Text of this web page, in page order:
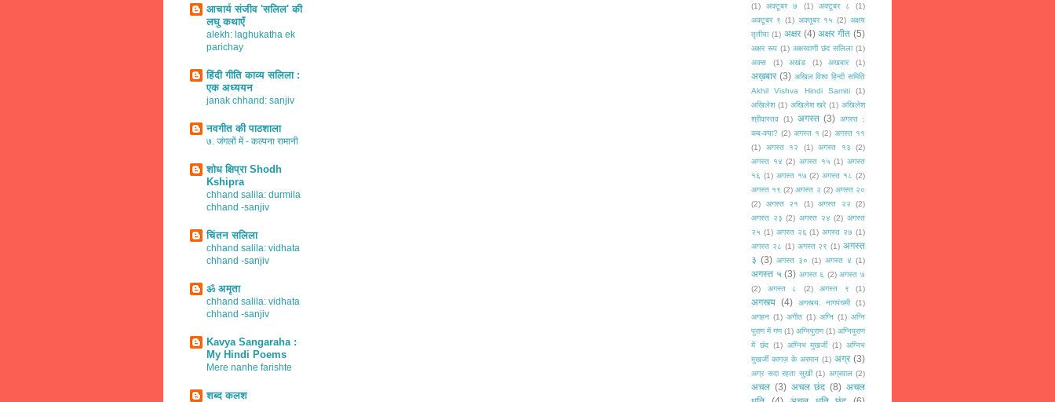
आचार्य संजीव 'सलिल' की
लघु कथाएँ
alekh: laghukatha ek
parichay
हिंदी गीति काव्य सलिला :
एक अध्ययन
janak chhand: sanjiv
नवगीत की पाठशाला
७. जंगलों में - कल्पना रामानी
शोध क्षिप्रा Shodh
Kshipra
chhand salila: durmila
chhand -sanjiv
चिंतन सलिला
chhand salila: vidhata
chhand -sanjiv
ॐ अमृता
chhand salila: vidhata
chhand -sanjiv
Kavya Sangaraha :
My Hindi Poems
Mere nanhe farishte
शब्द कलश
(1)
अक्टूबर ७ (1) अक्टूबर ८
(1)
अक्टूबर ९ (1) अक्तूबर १५ (2) अक्षय
तृतीया (1) अक्षर (4) अक्षर गीत (5)
अक्षर रूप (1) अक्षरवाणी छंद सलिला (1)
अक्स
(1) अखंड (1) अखबार (1)
अख़बार (3) अखिल विश्व हिन्दी समिति
Akhil Vishva Hindi Samiti
(1)
अखिलेश (1) अखिलेश खरे (1) अखिलेश
श्रीवास्तव (1) अगस्त (3) अगस्त :
कब-क्या? (2) अगस्त १ (2) अगस्त ११
(1)
अगस्त १२ (1) अगस्त १३
(2)
अगस्त १४ (2) अगस्त १५ (1) अगस्त
१६ (1) अगस्त १७ (2) अगस्त १८ (2)
अगस्त १९ (2) अगस्त २ (2) अगस्त २०
(2)
अगस्त २१ (1) अगस्त २२
(2)
अगस्त २३ (2) अगस्त २४ (2) अगस्त
२५ (1) अगस्त २६ (1) अगस्त २७ (1)
अगस्त २८ (1) अगस्त २९ (1) अगस्त
३ (3) अगस्त ३० (1) अगस्त ४ (1)
अगस्त ५ (3) अगस्त ६ (2) अगस्त ७
(2)
अगस्त ८ (2) अगस्त ९ (1)
अगस्त्य (4) अगस्त्य. नागपंचमी
(1)
अगहन (1) अगीत (1) अग्नि (1) अग्नि
पुराण में गण (1) अग्निपुराण (1) अग्निपुराण
में छंद (1) अग्निभ मुखर्जी (1) अग्निभ
मुखर्जी कागज़ के अरमान (1) अग्र (3)
अग्र सदा रहता सुखी (1) अग्रवाल (2)
अचल (3) अचल छंद (8) अचल